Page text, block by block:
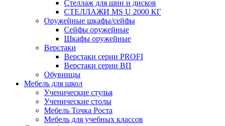
Стеллаж для шин и дисков
СТЕЛЛАЖИ MS U 2000 КГ
Оружейные шкафы/сейфы
Сейфы оружейные
Шкафы оружейные
Верстаки
Верстаки серии PROFI
Верстаки серии ВП
Обувницы
Мебель для школ
Ученические стулья
Ученические столы
Мебель Точка Роста
Мебель для учебных классов